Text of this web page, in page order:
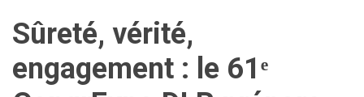
Sûreté, vérité,
engagement : le 61ᵉ